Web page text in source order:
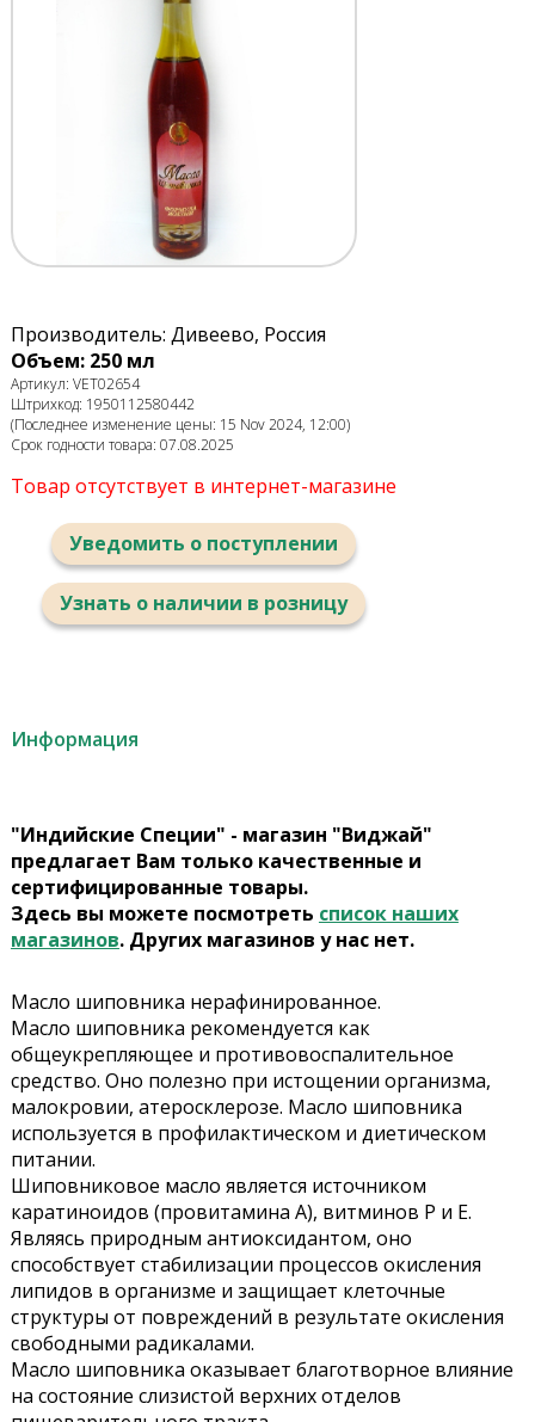
Производитель: Дивеево, Россия
Объем: 250 мл
Артикул: VET02654
Штрихкод: 1950112580442
(Последнее изменение цены: 15 Nov 2024, 12:00)
Срок годности товара: 07.08.2025
Товар отсутствует в интернет-магазине
Уведомить о поступлении
Узнать о наличии в розницу
Информация
"Индийские Специи" - магазин "Виджай"
предлагает Вам только качественные и
сертифицированные товары.
Здесь вы можете посмотреть список наших
магазинов. Других магазинов у нас нет.
Масло шиповника нерафинированное.
Масло шиповника рекомендуется как
общеукрепляющее и противовоспалительное
средство. Оно полезно при истощении организма,
малокровии, атеросклерозе. Масло шиповника
используется в профилактическом и диетическом
питании.
Шиповниковое масло является источником
каратиноидов (провитамина А), витминов Р и Е.
Являясь природным антиоксидантом, оно
способствует стабилизации процессов окисления
липидов в организме и защищает клеточные
структуры от повреждений в результате окисления
свободными радикалами.
Масло шиповника оказывает благотворное влияние
на состояние слизистой верхних отделов